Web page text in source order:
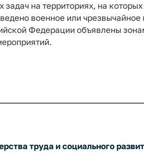
на территориях, на которых
военное или
Федерации объявлены
труда и социального